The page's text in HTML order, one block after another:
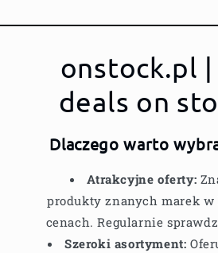
onstock.pl
deals on
Dlaczego warto
Atrakcyjne oferty:
produkty znanych marek
cenach. Regularnie
Szeroki asortyment: